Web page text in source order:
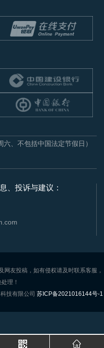
、不包括中国法定节假日）
、投诉与建议：
友投稿，如有侵权请及时联系客服，
理！
技有限公司 苏ICP备2021016144号-1